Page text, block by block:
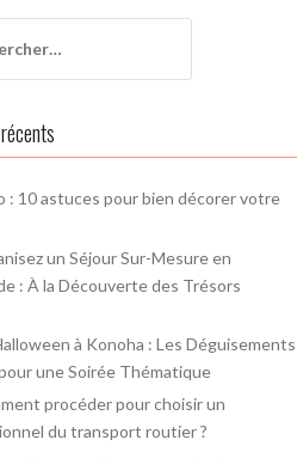
: 10 astuces pour bien décorer votre
un Séjour Sur-Mesure en
: À la Découverte des Trésors
à Konoha : Les Déguisements
une Soirée Thématique
procéder pour choisir un
du transport routier ?